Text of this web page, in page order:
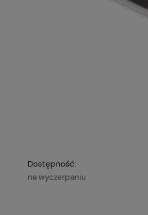
Dostępność:
na wyczerpaniu
Cena nie zawiera